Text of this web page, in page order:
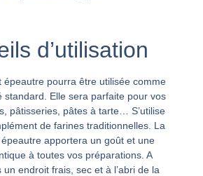
d’utilisation
épeautre pourra être utilisée comme
standard. Elle sera parfaite pour vos
pâtisseries, pâtes à tarte… S’utilise
de farines traditionnelles. La
apportera un goût et une
à toutes vos préparations. A
endroit frais, sec et à l’abri de la